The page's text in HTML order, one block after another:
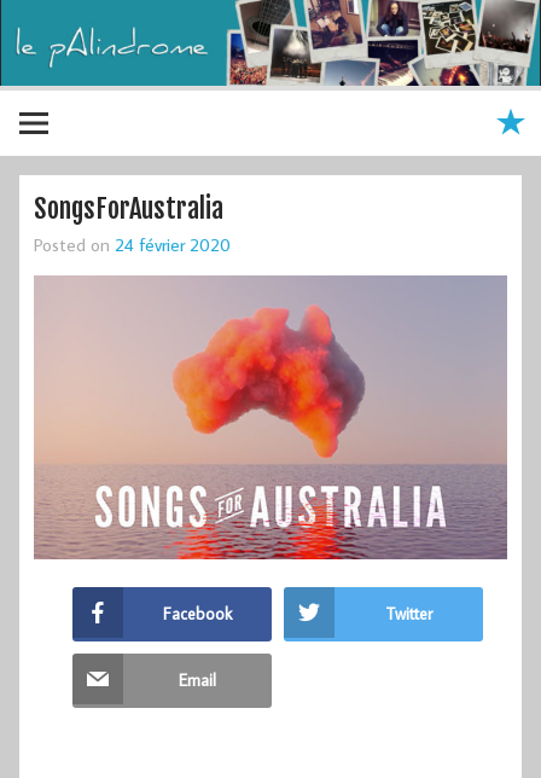
SongsForAustralia
Posted on 24 février 2020
Facebook Twitter
Email